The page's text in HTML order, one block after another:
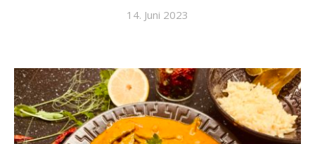
14. Juni 2023